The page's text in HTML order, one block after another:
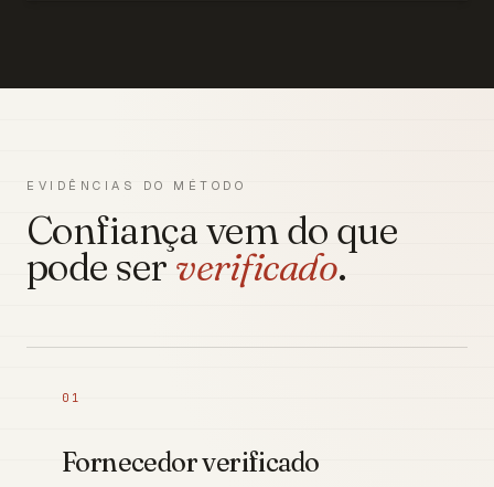
EVIDÊNCIAS DO MÉTODO
Confiança vem do que
pode serverificado.
01
Fornecedor verificado